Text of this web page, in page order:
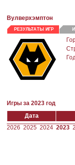
Вулверхэмптон
РЕЗУЛЬТАТЫ ИГР
Игры за 2023 год
Дата
2026 2025 2024 2023